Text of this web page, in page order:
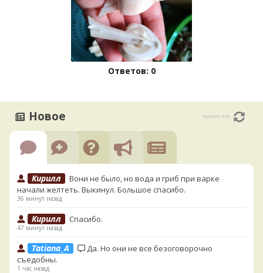
Ответов: 0
Новое только что
Кирилл
Вони не было, но вода и гриб при варке
начали желтеть. Выкинул. Большое спасибо.
36 минут назад
Кирилл Спасибо.
47 минут назад
Tatiana_A
Да. Но они не все безоговорочно
съедобны.
1 час назад